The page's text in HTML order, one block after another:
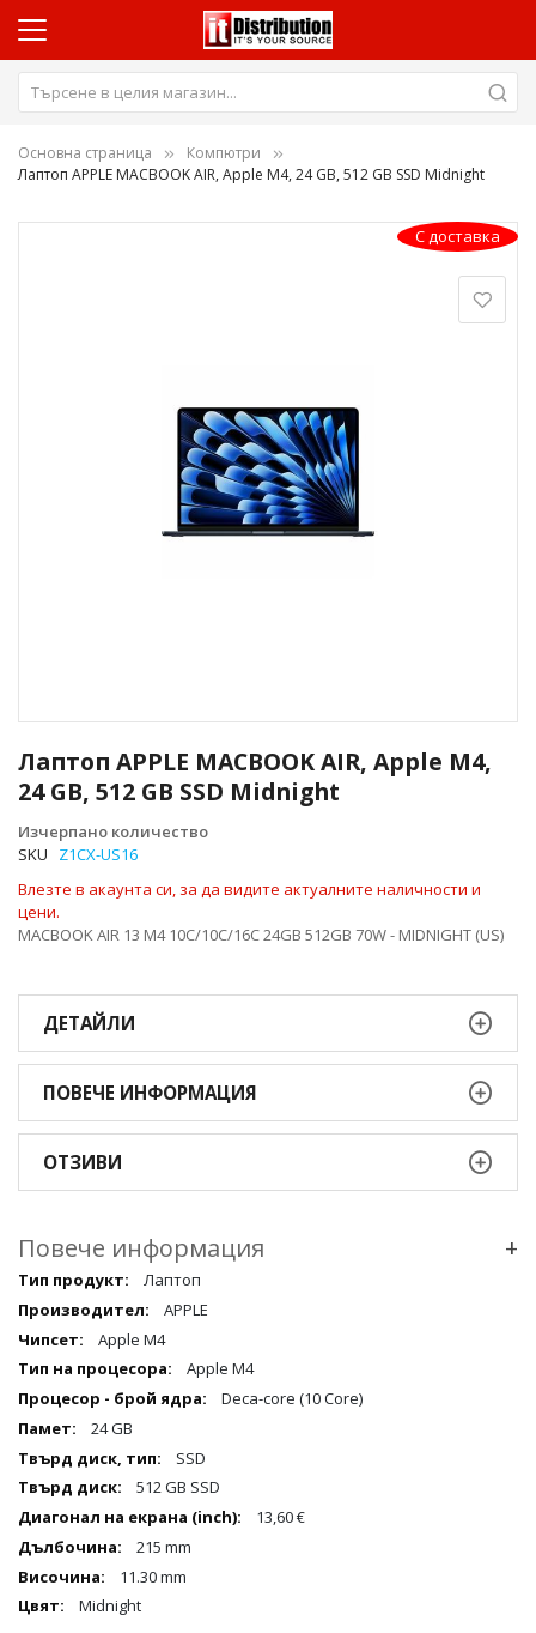
Основна страница
Компютри
Лаптоп APPLE MACBOOK AIR, Apple M4, 24 GB, 512 GB SSD Midnight
Лаптоп APPLE MACBOOK AIR, Apple M4,
24 GB, 512 GB SSD Midnight
Изчерпано количество
SKU
Z1CX-US16
Влезте в акаунта си, за да видите актуалните наличности и
цени.
MACBOOK AIR 13 M4 10C/10C/16C 24GB 512GB 70W - MIDNIGHT (US)
С доставка
към
началото
на
галерия
със
ДЕТАЙЛИ
ПОВЕЧЕ ИНФОРМАЦИЯ
ОТЗИВИ
Повече информация +
Повече
информация
qqq
Лаптоп
APPLE
Apple M4
Apple M4
Deca-core (10 Core)
24 GB
SSD
512 GB SSD
13,60 €
215 mm
11.30 mm
Midnight